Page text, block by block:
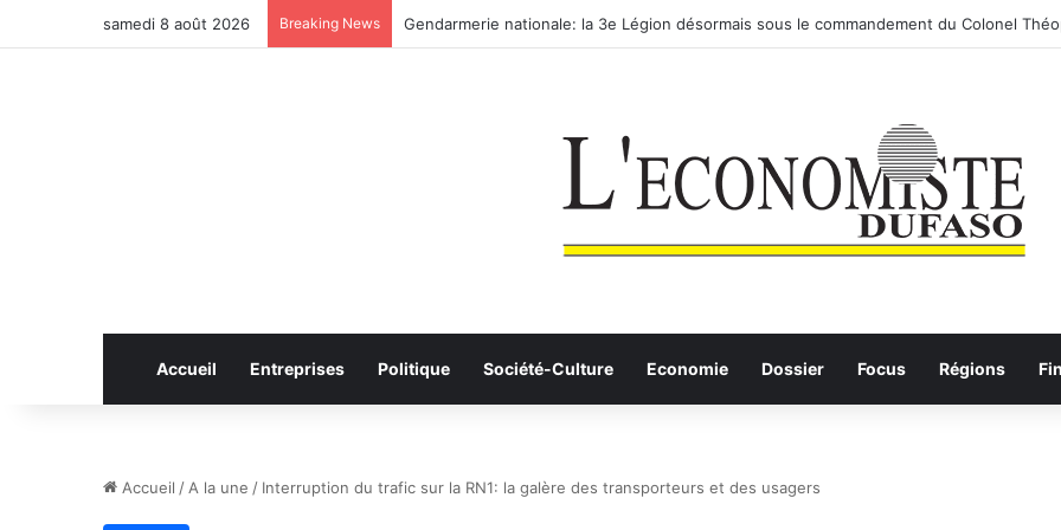
samedi 8 août 2026 Breaking News Anhui: le pont routier-ferroviaire sur le Yangtsé de Ma’anshan entre dans la phase finale
Accueil Entreprises Politique Société-Culture Economie Dossier Focus Régions
Accueil / A la une / Interruption du trafic sur la RN1: la galère des transporteurs et des usagers